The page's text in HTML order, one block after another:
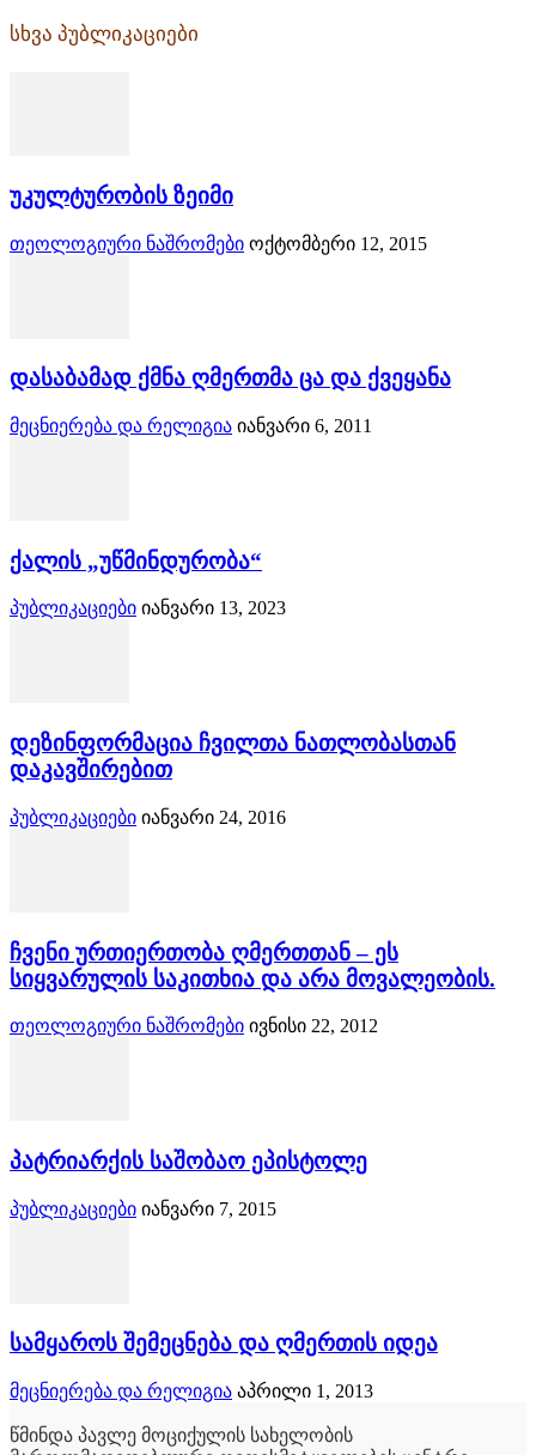
სხვა პუბლიკაციები
უკულტურობის ზეიმი
თეოლოგიური ნაშრომები ოქტომბერი 12, 2015
დასაბამად ქმნა ღმერთმა ცა და ქვეყანა
მეცნიერება და რელიგია იანვარი 6, 2011
ქალის „უწმინდურობა“
პუბლიკაციები იანვარი 13, 2023
დეზინფორმაცია ჩვილთა ნათლობასთან
დაკავშირებით
პუბლიკაციები იანვარი 24, 2016
ჩვენი ურთიერთობა ღმერთთან – ეს
სიყვარულის საკითხია და არა მოვალეობის.
თეოლოგიური ნაშრომები ივნისი 22, 2012
პატრიარქის საშობაო ეპისტოლე
პუბლიკაციები იანვარი 7, 2015
სამყაროს შემეცნება და ღმერთის იდეა
მეცნიერება და რელიგია აპრილი 1, 2013
წმინდა პავლე მოციქულის სახელობის